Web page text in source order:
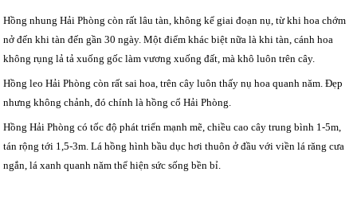
Hồng nhung Hải Phòng còn rất lâu tàn, không kể giai đoạn nụ, từ khi hoa chớm
nở đến khi tàn đến gần 30 ngày. Một điểm khác biệt nữa là khi tàn, cánh hoa
không rụng lả tả xuống gốc làm vương xuống đất, mà khô luôn trên cây.
Hồng leo Hải Phòng còn rất sai hoa, trên cây luôn thấy nụ hoa quanh năm. Đẹp
nhưng không chảnh, đó chính là hồng cổ Hải Phòng.
Hồng Hải Phòng có tốc độ phát triển mạnh mẽ, chiều cao cây trung bình 1-5m,
tán rộng tới 1,5-3m. Lá hồng hình bầu dục hơi thuôn ở đầu với viền lá răng cưa
ngắn, lá xanh quanh năm thể hiện sức sống bền bỉ.